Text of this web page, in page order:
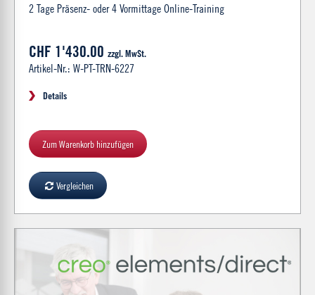
2 Tage Präsenz- oder 4 Vormittage Online-Training
CHF 1'430.00 zzgl. MwSt.
Artikel-Nr.: W-PT-TRN-6227
Details
Zum Warenkorb hinzufügen
Vergleichen